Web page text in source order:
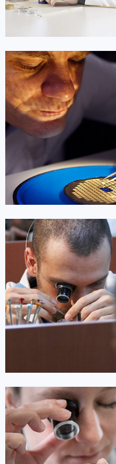
凯罗尔·切尔西
资深劳力士技师
是劳力士售后维修服务中心
(劳力士维修保养中心)
的高级技师之一
Beijing Rolex Maintain center
北京劳力士维修
艾德琳·亚历桑德拉
资深劳力士技师
是劳力士售后维修服务中心
(劳力士维修保养中心)
的高级技师之一
Guangzhou Rolex Maintain center
 广州劳力士维修
安尼塔·阿普里尔
资深劳力士技师
是劳力士售后维修服务中心
(劳力士维修保养中心)
的高级技师之一
Tianjin Rolex Maintain center